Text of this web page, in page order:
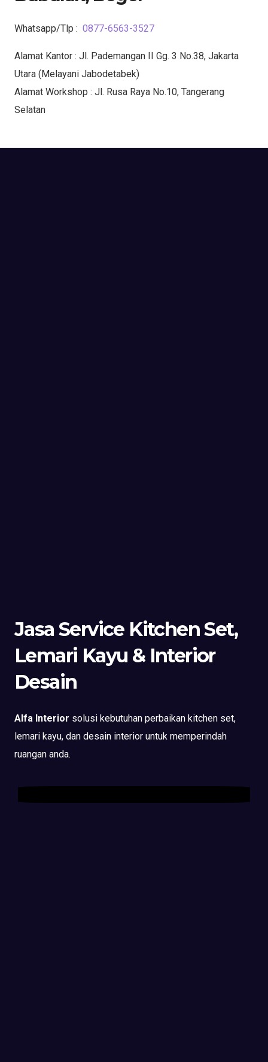
Whatsapp/Tlp : 0877-6563-3527
Alamat Kantor : Jl. Pademangan II Gg. 3 No.38, Jakarta
Utara (Melayani Jabodetabek)
Alamat Workshop : Jl. Rusa Raya No.10, Tangerang
Selatan
Jasa Service Kitchen Set,
Lemari Kayu & Interior
Desain
Alfa Interior solusi kebutuhan perbaikan kitchen set,
lemari kayu, dan desain interior untuk memperindah
ruangan anda.